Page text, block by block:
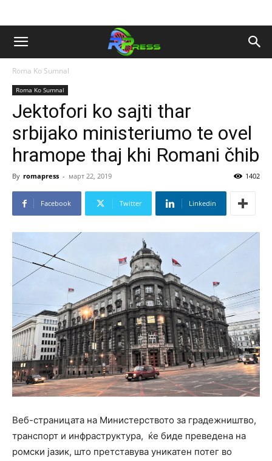
Roma Ko Sumnal
Roma Ko Sumnal
Jektofori ko sajti thar
srbijako ministeriumo te ovel
hramope thaj khi Romani čhib
By romapress - март 22, 2019 1402
Facebook Twitter Linkedin
Веб-страницата на Министерството за градежништво,
транспорт и инфраструктура, ќе биде преведена на
ромски јазик, што претставува уникатен потег во